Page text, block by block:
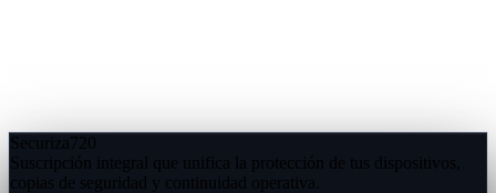
Securiza720
Suscripción integral que unifica la protección de tus dispositivos,
copias de seguridad y continuidad operativa.